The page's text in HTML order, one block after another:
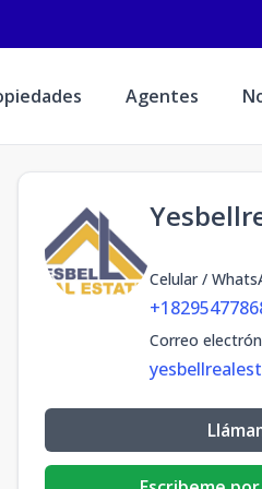
Agentes
Celular /
Correo